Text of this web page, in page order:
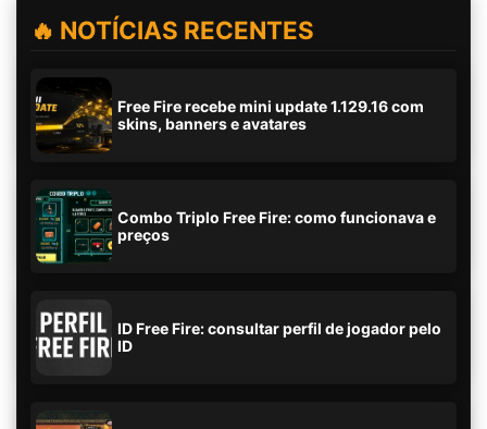
🔥 NOTÍCIAS RECENTES
Free Fire recebe mini update 1.129.16 com
skins, banners e avatares
Combo Triplo Free Fire: como funcionava e
preços
ID Free Fire: consultar perfil de jogador pelo
ID